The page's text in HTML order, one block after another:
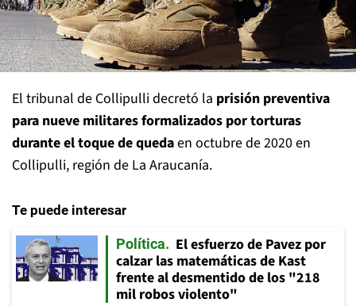
El tribunal de Collipulli decretó la prisión preventiva
para nueve militares formalizados por torturas
durante el toque de quedaen octubre de 2020 en
Collipulli, región de La Araucanía.
Te puede interesar
Política
El esfuerzo de Pavez por
calzar las matemáticas de Kast
frente al desmentido de los "218
mil robos violento"